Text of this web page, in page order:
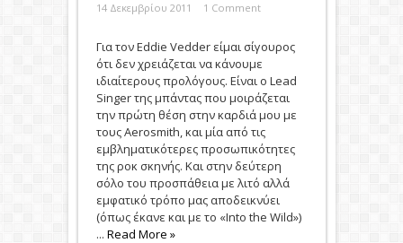
14 Δεκεμβρίου 2011 1 Comment
Για τον Eddie Vedder είμαι σίγουρος
ότι δεν χρειάζεται να κάνουμε
ιδιαίτερους προλόγους. Είναι ο Lead
Singer της μπάντας που μοιράζεται
την πρώτη θέση στην καρδιά μου με
τους Aerosmith, και μία από τις
εμβληματικότερες προσωπικότητες
της ροκ σκηνής. Και στην δεύτερη
σόλο του προσπάθεια με λιτό αλλά
εμφατικό τρόπο μας αποδεικνύει
(όπως έκανε και με το «Into the Wild»)
... Read More »